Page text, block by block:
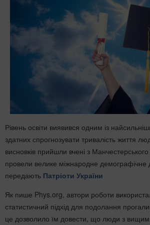
Рівень освіти виявився одним із
здатних спрогнозувати тривалість життя
висновків прийшли вчені з Манчестерського
провели велике міжнародне демографічне
передають Патріоти України
Як пише Phys.org, автори роботи
статистичний підхід для подолання
це дозволило їм довести, що люди з вищим